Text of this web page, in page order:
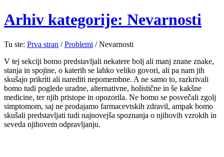
Arhiv kategorije: Nevarnosti
Tu ste: Prva stran / Problemi / Nevarnosti
V tej sekciji bomo predstavljali nekatere bolj ali manj znane znake,
stanja in spojine, o katerih se lahko veliko govori, ali pa nam jih
skušajo prikriti ali narediti nepomembne. A ne samo to, razkrivali
bomo tudi poglede uradne, alternativne, holistične in še kakšne
medicine, ter njih pristope in opozorila. Ne bomo se posvečali zgolj
simptomom, saj ne prodajamo farmacevtskih zdravil, ampak bomo
skušali predstavljati tudi najnovejša spoznanja o njihovih vzrokih in
seveda njihovem odpravljanju.